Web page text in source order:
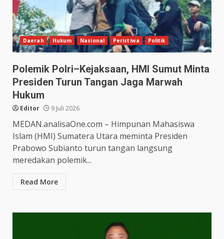
Daerah Hukum Nasional Peristiwa Politik
Polemik Polri–Kejaksaan, HMI Sumut Minta
Presiden Turun Tangan Jaga Marwah
Hukum
Editor 9 Juli 2026
MEDAN.analisaOne.com – Himpunan Mahasiswa
Islam (HMI) Sumatera Utara meminta Presiden
Prabowo Subianto turun tangan langsung
meredakan polemik...
Read More